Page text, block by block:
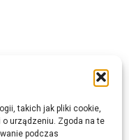
takich jak pliki cookie,
urządzeniu. Zgoda na te
podczas